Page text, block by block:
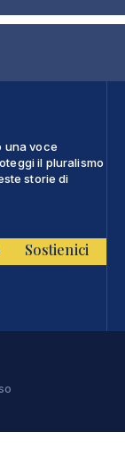
una voce
il pluralismo
storie di
Sostienici